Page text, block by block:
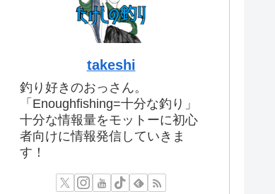
takeshi
釣り好きのおっさん。
「Enoughfishing=十分な釣り」
十分な情報量をモットーに初心
者向けに情報発信していきま
す！